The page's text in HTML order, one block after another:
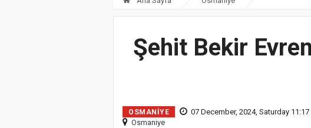
Şehit Bekir
OSMANIYE 07 December, 2024, Saturday 11:17
Osmaniye